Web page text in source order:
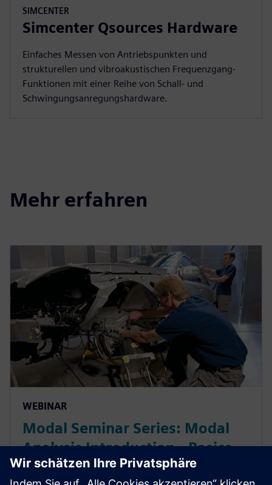
SIMCENTER
Simcenter Qsources Hardware
Einfaches Messen von Antriebspunkten und
strukturellen und vibroakustischen Frequenzgang-
Funktionen mit einer Reihe von Schall- und
Schwingungsanregungshardware.
Mehr erfahren
WEBINAR
Modal Seminar Series: Modal
Analysis Introduction - Basics
of Vibration, Sensors &